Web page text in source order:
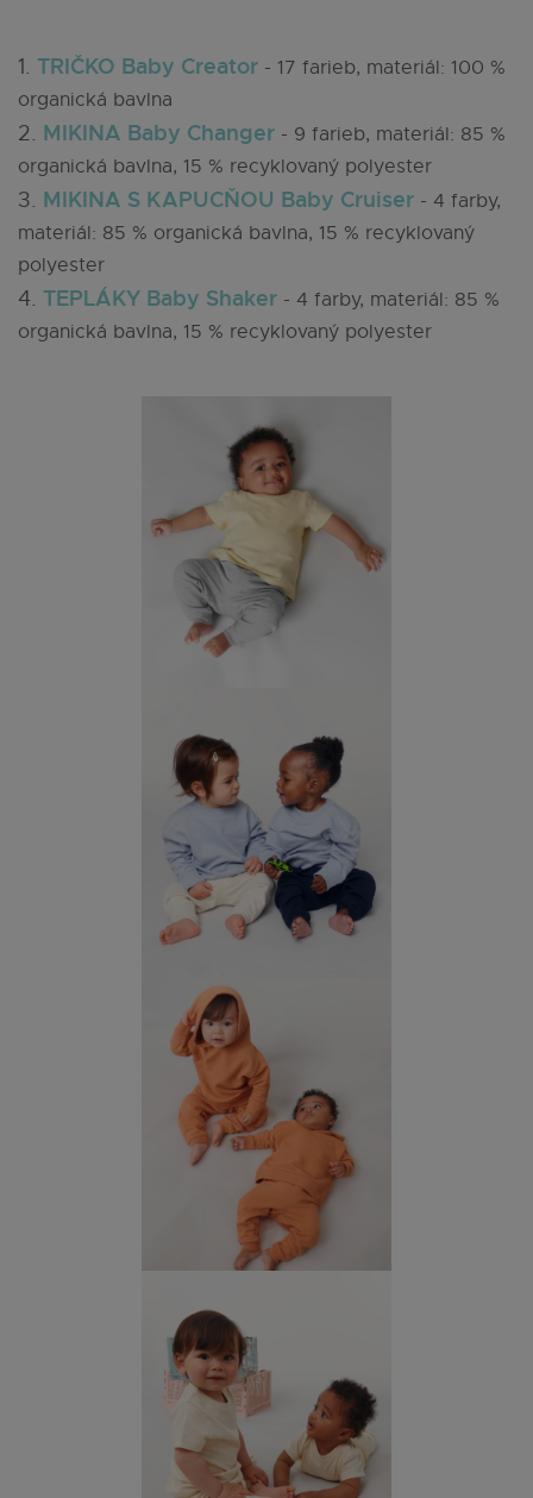
1. TRIČKO Baby Creator - 17 farieb, materiál: 100 %
organická bavlna
2. MIKINA Baby Changer - 9 farieb, materiál: 85 %
organická bavlna, 15 % recyklovaný polyester
3. MIKINA S KAPUCŇOU Baby Cruiser - 4 farby,
materiál: 85 % organická bavlna, 15 % recyklovaný
polyester
4. TEPLÁKY Baby Shaker - 4 farby, materiál: 85 %
organická bavlna, 15 % recyklovaný polyester